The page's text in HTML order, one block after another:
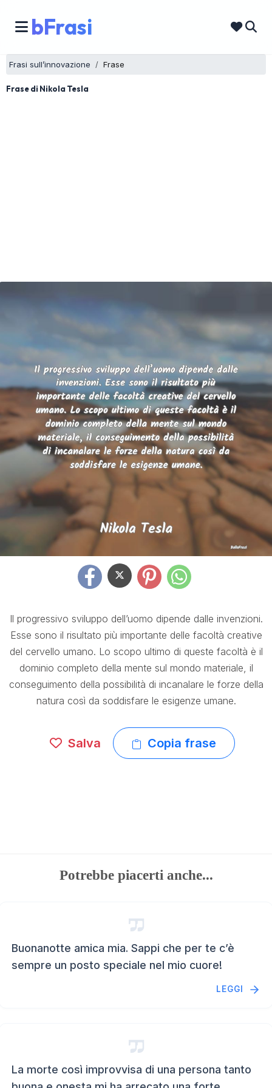
bFrasi
Frasi sull’innovazione Frase
Frase di Nikola Tesla
Il progressivo sviluppo dell’uomo dipende dalle invenzioni.
Esse sono il risultato più importante delle facoltà creative
del cervello umano. Lo scopo ultimo di queste facoltà è il
dominio completo della mente sul mondo materiale, il
conseguimento della possibilità di incanalare le forze della
natura così da soddisfare le esigenze umane.
Salva Copia frase
Potrebbe piacerti anche...
Buonanotte amica mia. Sappi che per te c’è
sempre un posto speciale nel mio cuore!
LEGGI
La morte così improvvisa di una persona tanto